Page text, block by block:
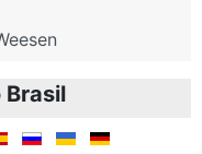
Brasil